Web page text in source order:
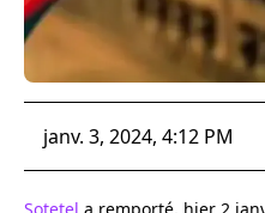
janv. 3, 2024, 4:12 PM